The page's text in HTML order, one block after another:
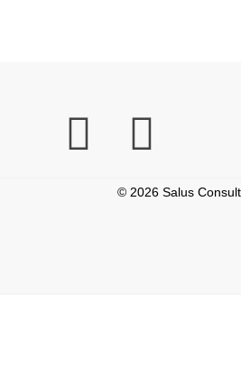
© 2026 Salus